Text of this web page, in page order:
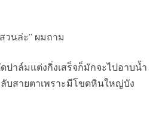
วนล่ะ” ผมถาม
ปาล์มแต่งกิ่งเสร็จก็มักจะไปอาบน้ำ
บสายตาเพราะมีโขดหินใหญ่บัง